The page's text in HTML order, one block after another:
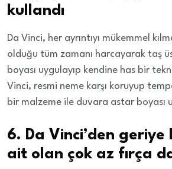
kullandı
Da Vinci, her ayrıntıyı mükemmel
olduğu tüm zamanı harcayarak taş
boyası uygulayıp kendine has bir
Vinci, resmi neme karşı koruyup
bir malzeme ile duvara astar boyası
6. Da Vinci’den geriye
ait olan çok az fırça